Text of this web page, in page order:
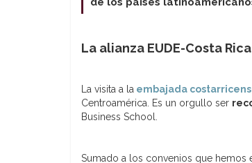
La alianza EUDE-Costa Rica
La visita a la embajada
Centroamérica. Es un orgullo ser
Business School.
Sumado a los convenios que hemos